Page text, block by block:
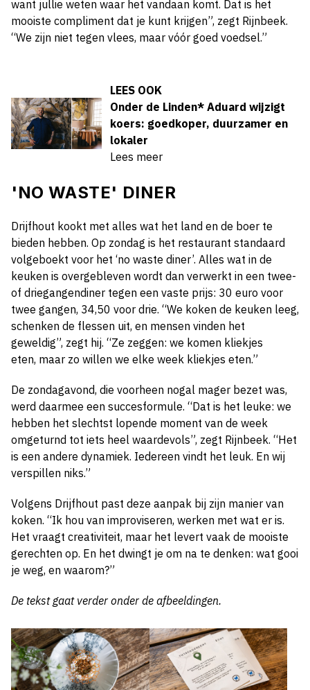
want jullie weten waar het vandaan komt. Dat is het
mooiste compliment dat je kunt krijgen”, zegt Rijnbeek.
“We zijn niet tegen vlees, maar vóór goed voedsel.”
LEES OOK
Onder de Linden* Aduard wijzigt
koers: goedkoper, duurzamer en
lokaler
Lees meer
'NO WASTE' DINER
Drijfhout kookt met alles wat het land en de boer te
bieden hebben. Op zondag is het restaurant standaard
volgeboekt voor het ‘no waste diner’. Alles wat in de
keuken is overgebleven wordt dan verwerkt in een twee-
of driegangendiner tegen een vaste prijs: 30 euro voor
twee gangen, 34,50 voor drie. “We koken de keuken leeg,
schenken de flessen uit, en mensen vinden het
geweldig”, zegt hij. “Ze zeggen: we komen kliekjes
eten, maar zo willen we elke week kliekjes eten.”
De zondagavond, die voorheen nogal mager bezet was,
werd daarmee een succesformule. “Dat is het leuke: we
hebben het slechtst lopende moment van de week
omgeturnd tot iets heel waardevols”, zegt Rijnbeek. “Het
is een andere dynamiek. Iedereen vindt het leuk. En wij
verspillen niks.”
Volgens Drijfhout past deze aanpak bij zijn manier van
koken. “Ik hou van improviseren, werken met wat er is.
Het vraagt creativiteit, maar het levert vaak de mooiste
gerechten op. En het dwingt je om na te denken: wat gooi
je weg, en waarom?”
De tekst gaat verder onder de afbeeldingen.